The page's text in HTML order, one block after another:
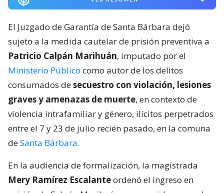
El Juzgado de Garantía de Santa Bárbara dejó
sujeto a la medida cautelar de prisión preventiva a
Patricio Calpán Marihuán, imputado por el
Ministerio Público como autor de los delitos
consumados desecuestro con violación, lesiones
graves y amenazas de muerte, en contexto de
violencia intrafamiliar y género, ilícitos perpetrados
entre el 7 y 23 de julio recién pasado, en la comuna
deSanta Bárbara.
En la audiencia de formalización, la magistrada
Mery Ramírez Escalanteordenó el ingreso en